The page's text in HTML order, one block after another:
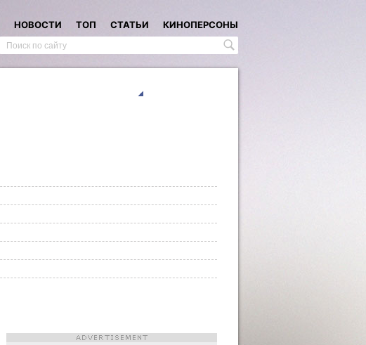
НОВОСТИ ТОП СТАТЬИ КИНОПЕРСОНЫ